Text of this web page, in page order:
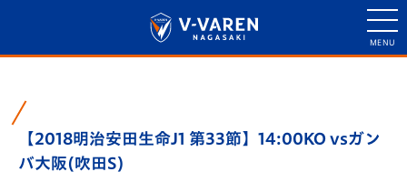
【2018明治安田生命J1 第33節】14:00KO vsガン
バ大阪(吹田S)